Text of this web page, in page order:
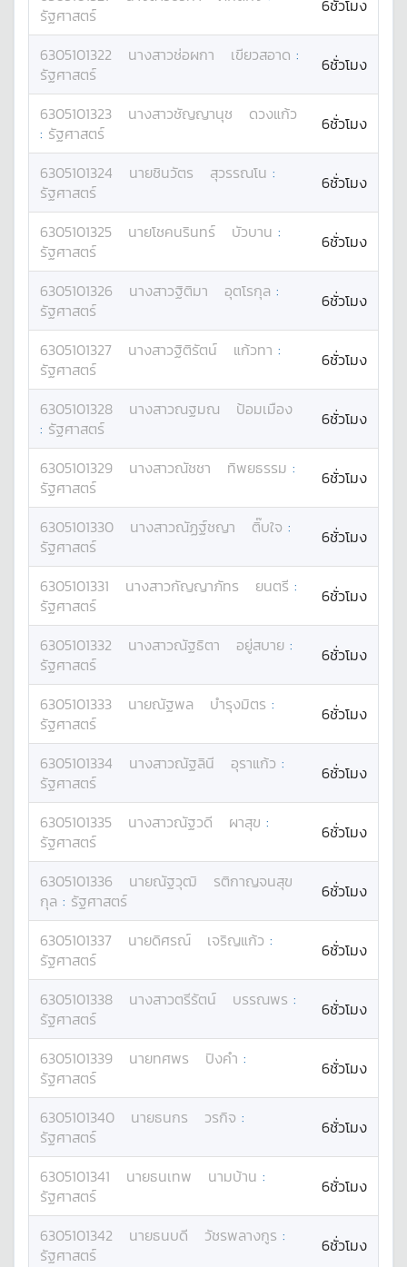
รัฐศาสตร์
6ชั่วโมง
6305101322 นางสาวช่อผกา เขียวสอาด :
รัฐศาสตร์
6ชั่วโมง
6305101323 นางสาวชัญญานุช
ดวงแก้ว
: รัฐศาสตร์ 6ชั่วโมง
6305101324 นายชินวัตร สุวรรณโน :
รัฐศาสตร์
6ชั่วโมง
6305101325 นายโชคนรินทร์ บัวบาน :
รัฐศาสตร์
6ชั่วโมง
6305101326 นางสาวฐิติมา อุตโรกุล :
รัฐศาสตร์
6ชั่วโมง
6305101327 นางสาวฐิติรัตน์ แก้วทา :
รัฐศาสตร์
6ชั่วโมง
6305101328 นางสาวณฐมณ
ป้อมเมือง
: รัฐศาสตร์ 6ชั่วโมง
6305101329 นางสาวณัชชา ทิพยธรรม :
รัฐศาสตร์
6ชั่วโมง
6305101330 นางสาวณัฏฐ์ชญา ติ๊บใจ :
รัฐศาสตร์
6ชั่วโมง
6305101331 นางสาวกัญญาภัทร ยนตรี :
รัฐศาสตร์
6ชั่วโมง
6305101332 นางสาวณัฐธิตา อยู่สบาย :
รัฐศาสตร์
6ชั่วโมง
6305101333 นายณัฐพล บำรุงมิตร :
รัฐศาสตร์
6ชั่วโมง
6305101334 นางสาวณัฐลินี อุราแก้ว :
รัฐศาสตร์
6ชั่วโมง
6305101335 นางสาวณัฐวดี ผาสุข :
รัฐศาสตร์
6ชั่วโมง
6305101336 นายณัฐวุฒิ
รติกาญจนสุข
กุล : รัฐศาสตร์ 6ชั่วโมง
6305101337 นายดิศรณ์ เจริญแก้ว :
รัฐศาสตร์
6ชั่วโมง
6305101338 นางสาวตรีรัตน์ บรรณพร :
รัฐศาสตร์
6ชั่วโมง
6305101339 นายทศพร ปิงคำ :
รัฐศาสตร์
6ชั่วโมง
6305101340 นายธนกร วรกิจ :
รัฐศาสตร์
6ชั่วโมง
6305101341 นายธนเทพ นามบ้าน :
รัฐศาสตร์
6ชั่วโมง
6305101342 นายธนบดี วัชรพลางกูร :
รัฐศาสตร์
6ชั่วโมง